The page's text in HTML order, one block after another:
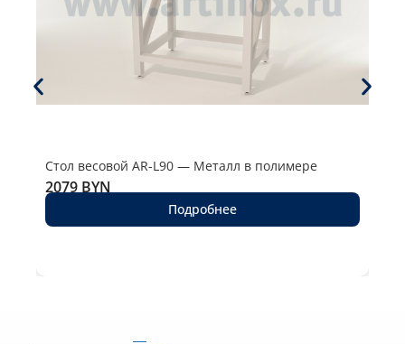
Стол весовой AR-L90 — Металл в полимере
2079 BYN
Подробнее